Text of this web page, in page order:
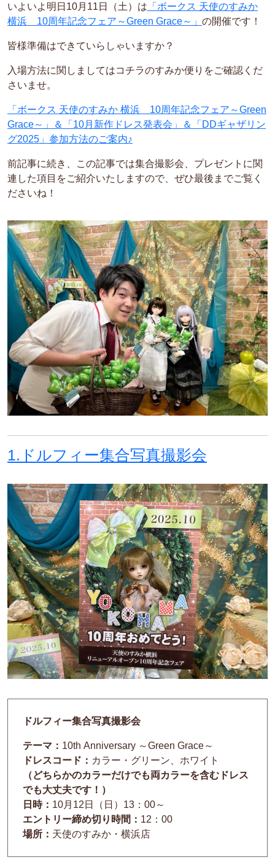
いよいよ明日10月11日（土）は 「ボークス 天使のすみか
横浜 10周年記念フェア～Green Grace～」 の開催です！
皆様準備はできていらしゃいますか？
入場方法に関しましてはコチラのすみか便りをご確認くだ
さいませ。
「ボークス 天使のすみか 横浜 10周年記念フェア～Green
Grace～」＆「10月新作ドレス発表会」＆「DDギャザリン
グ2025」参加方法のご案内♪
前記事に続き、
この記事では集合撮影会、プレゼントに関
連した項目をご紹介いたしますので 、ぜひ最後までご覧く
ださいね！
1. ドルフィー集合写真撮影会
ドルフィー集合写真撮影会
テーマ： 10th Anniversary ～Green Grace～
ドレスコード： カラー・グリーン、ホワイト
（どちらかのカラーだけでも両カラーを含むドレス
でも大丈夫です！）
日時： 10月12日（日）13：00～
エントリー締め切り時間： 12：00
場所： 天使のすみか・横浜店